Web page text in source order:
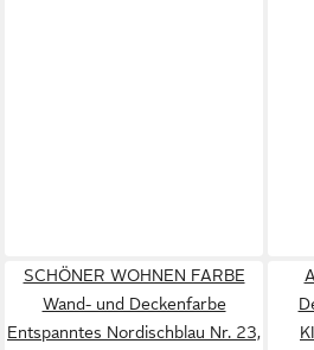
SCHÖNER WOHNEN FARBE
Wand- und Deckenfarbe
Entspanntes Nordischblau Nr. 23,